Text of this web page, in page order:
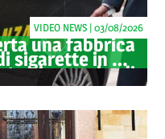
una fabbrica
sigarette in via
1.350 kg di
tabacco
VIDEO NEWS | 03/08/2026